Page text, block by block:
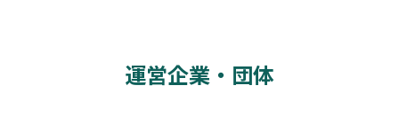
運営企業・団体